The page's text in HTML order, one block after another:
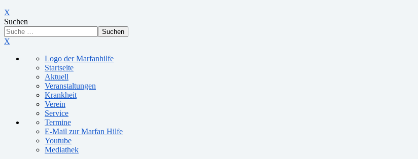
X
Suchen
Suchen
X
Logo der Marfanhilfe
Startseite
Aktuell
Veranstaltungen
Krankheit
Verein
Service
Termine
E-Mail zur Marfan Hilfe
Youtube
Mediathek